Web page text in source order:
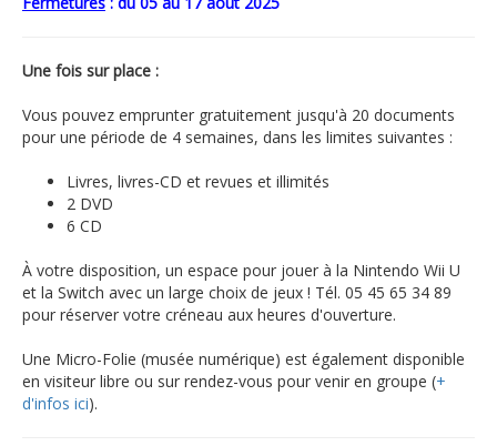
Une fois sur place :
Vous pouvez emprunter gratuitement jusqu'à 20 documents
pour une période de 4 semaines, dans les limites suivantes :
Livres, livres-CD et revues et illimités
2 DVD
6 CD
À votre disposition, un espace pour jouer à la Nintendo Wii U
et la Switch avec un large choix de jeux ! Tél. 05 45 65 34 89
pour réserver votre créneau aux heures d'ouverture.
Une Micro-Folie (musée numérique) est également disponible
en visiteur libre ou sur rendez-vous pour venir en groupe (+
d'infos ici).